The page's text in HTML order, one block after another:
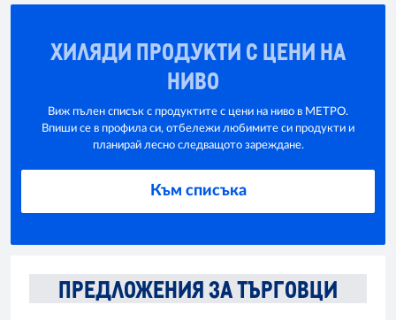
ХИЛЯДИ ПРОДУКТИ С ЦЕНИ НА
НИВО
Виж пълен списък с продуктите с цени на ниво в МЕТРО.
Впиши се в профила си, отбележи любимите си продукти и
планирай лесно следващото зареждане.
Към списъка
ПРЕДЛОЖЕНИЯ ЗА ТЪРГОВЦИ